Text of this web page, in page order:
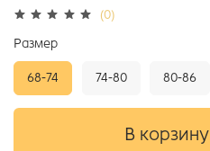
(0)
В корзину
Размер
68-74 74-80 80-86